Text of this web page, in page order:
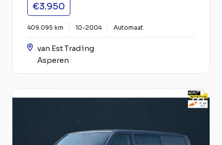
€3.950
409.095 km 10-2004 Automaat
van Est Trading
Asperen